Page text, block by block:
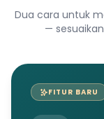
Dua cara untuk
—
FITUR BARU